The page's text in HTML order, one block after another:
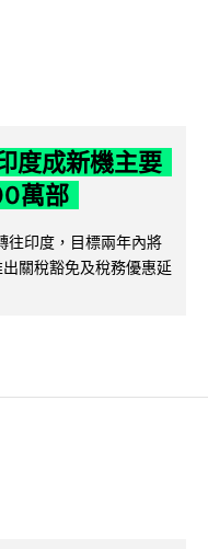
度成新機主要
萬部
印度，目標兩年內將
關稅豁免及稅務優惠延